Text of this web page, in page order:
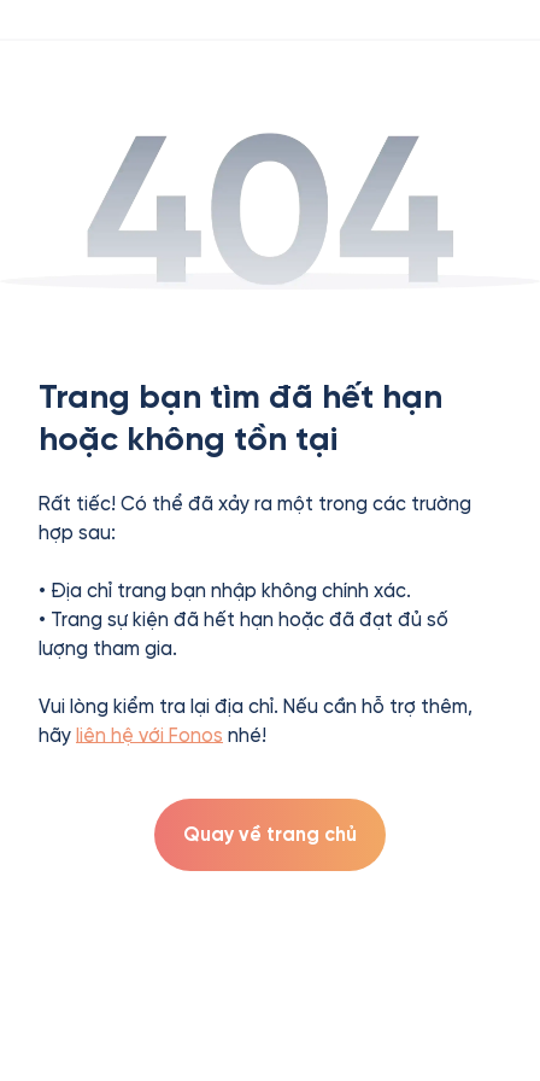
Trang bạn tìm đã hết hạn
hoặc không tồn tại
Rất tiếc! Có thể đã xảy ra một trong các trường
hợp sau:
• Địa chỉ trang bạn nhập không chính xác.
• Trang sự kiện đã hết hạn hoặc đã đạt đủ số
lượng tham gia.
Vui lòng kiểm tra lại địa chỉ. Nếu cần hỗ trợ thêm,
hãy liên hệ với Fonos nhé!
Quay về trang chủ